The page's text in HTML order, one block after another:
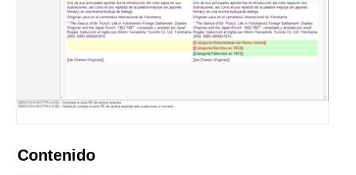
Contenido